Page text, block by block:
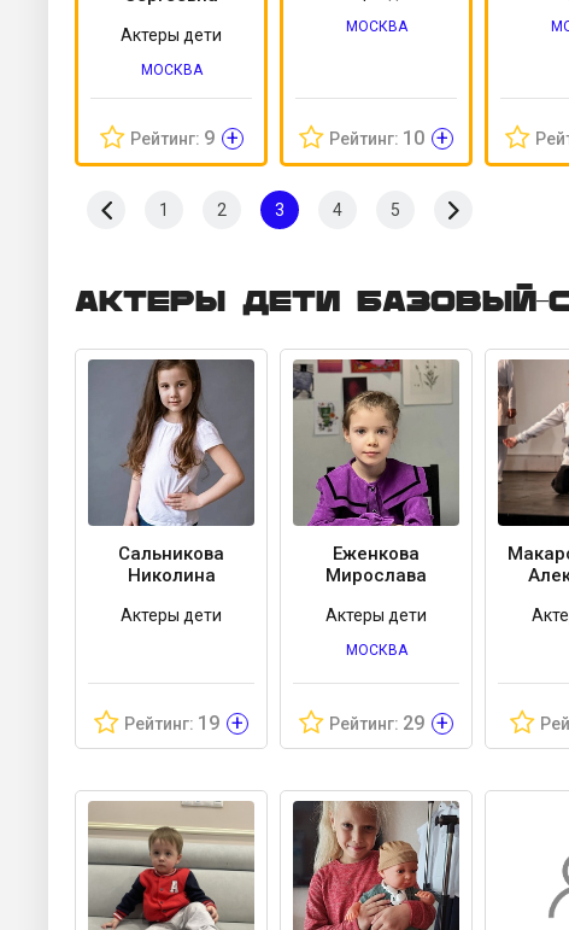
Актеры дети
МОСКВА
Рейтинг: 9 +
МОСКВА
Рейтинг: 10 +
1 2 3 4 5
Актеры дети Базовый-
Сальникова
Николина
Актеры дети
Рейтинг: 19 +
Еженкова
Мирослава
Актеры дети
МОСКВА
Рейтинг: 29 +